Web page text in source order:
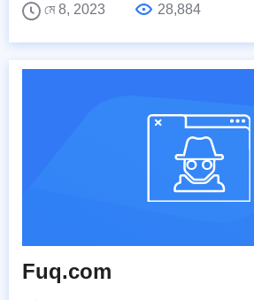
মে 8, 2023
28,884
Fuq.com